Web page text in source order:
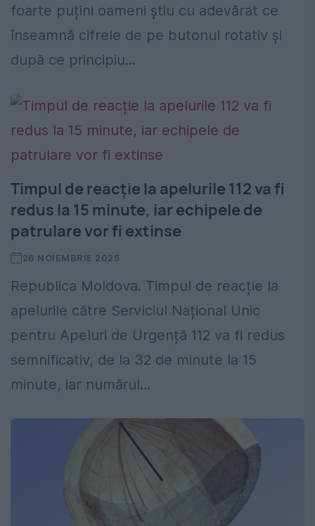
foarte puțini oameni știu cu adevărat ce
înseamnă cifrele de pe butonul rotativ și
după ce principiu...
Timpul de reacție la apelurile 112 va fi
redus la 15 minute, iar echipele de
patrulare vor fi extinse
26 NOIEMBRIE 2025
Republica Moldova. Timpul de reacție la
apelurile către Serviciul Național Unic
pentru Apeluri de Urgență 112 va fi redus
semnificativ, de la 32 de minute la 15
minute, iar numărul...